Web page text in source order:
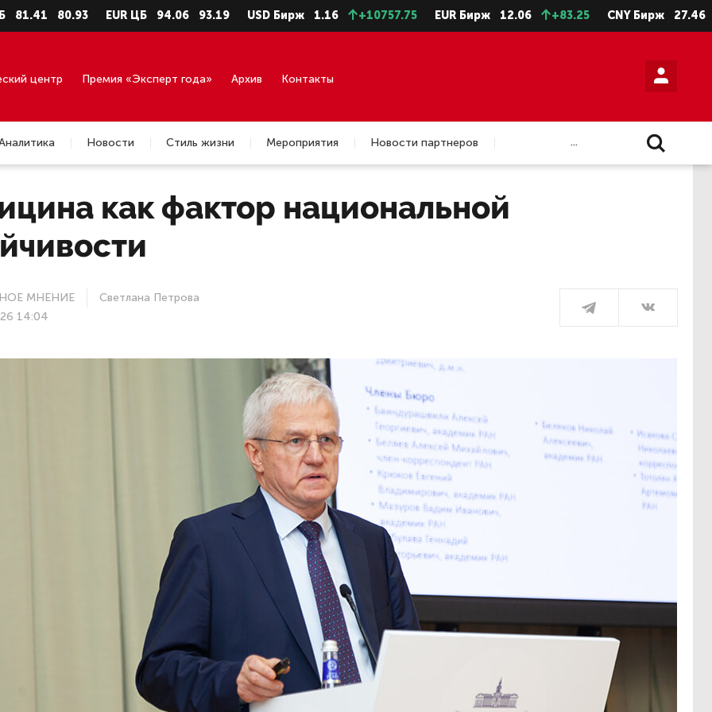
80.93 EUR ЦБ 94.06 93.19 USD Бирж 1.16 +10757.75 EUR Бирж 12.06 +83.25 CNY Бирж 27.46 +-
центр Премия «Эксперт года» Архив Контакты
Новости Стиль жизни Мероприятия
Новости партнеров
...
как фактор национальной
МНЕНИЕ
14:04
Светлана Петрова